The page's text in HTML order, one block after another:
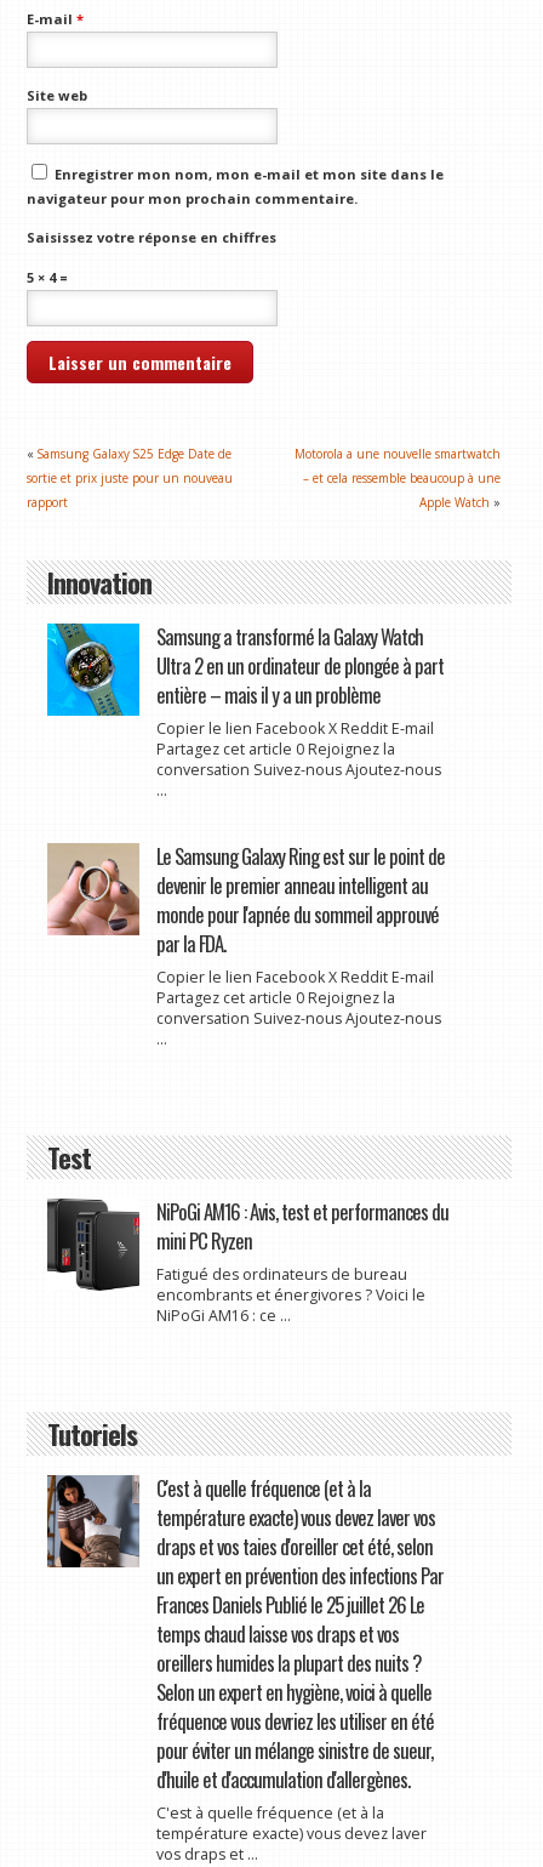
E-mail*
Site web
Enregistrer mon nom, mon e-mail et mon site dans le
navigateur pour mon prochain commentaire.
Saisissez votre réponse en chiffres
5 × 4 =
«Samsung Galaxy S25 Edge Date de
sortie et prix juste pour un nouveau
rapport
Motorola a une nouvelle smartwatch
– et cela ressemble beaucoup à une
Apple Watch »
Innovation
Samsung a transformé la Galaxy Watch
Ultra 2 en un ordinateur de plongée à part
entière – mais il y a un problème
Copier le lien Facebook X Reddit E-mail
Partagez cet article 0 Rejoignez la
conversation Suivez-nous Ajoutez-nous
...
Le Samsung Galaxy Ring est sur le point de
devenir le premier anneau intelligent au
monde pour l'apnée du sommeil approuvé
par la FDA.
Copier le lien Facebook X Reddit E-mail
Partagez cet article 0 Rejoignez la
conversation Suivez-nous Ajoutez-nous
...
Test
NiPoGi AM16 : Avis, test et performances du
mini PC Ryzen
Fatigué des ordinateurs de bureau
encombrants et énergivores ? Voici le
NiPoGi AM16 : ce ...
Tutoriels
C'est à quelle fréquence (et à la
température exacte) vous devez laver vos
draps et vos taies d'oreiller cet été, selon
un expert en prévention des infections Par
Frances Daniels Publié le 25 juillet 26 Le
temps chaud laisse vos draps et vos
oreillers humides la plupart des nuits ?
Selon un expert en hygiène, voici à quelle
fréquence vous devriez les utiliser en été
pour éviter un mélange sinistre de sueur,
d'huile et d'accumulation d'allergènes.
C'est à quelle fréquence (et à la
température exacte) vous devez laver
vos draps et ...